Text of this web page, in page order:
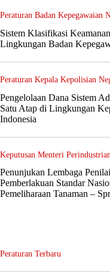
Peraturan Badan Kepegawaian
Sistem Klasifikasi
Lingkungan Badan
Peraturan Kepala Kepolisian
Pengelolaan Dana Sistem
Satu Atap di Lingkungan
Indonesia
Keputusan Menteri
Penunjukan Lembaga
Pemberlakuan Standar
Pemeliharaan Tanaman –
Peraturan Terbaru